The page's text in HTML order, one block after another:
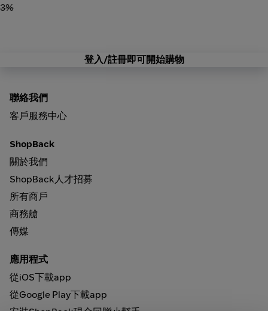
3%
登入/註冊即可開始購物
聯絡我們
客戶服務中心
ShopBack
關於我們
ShopBack人才招募
所有商戶
商務艙
傳媒
應用程式
從iOS下載app
從Google Play下載app